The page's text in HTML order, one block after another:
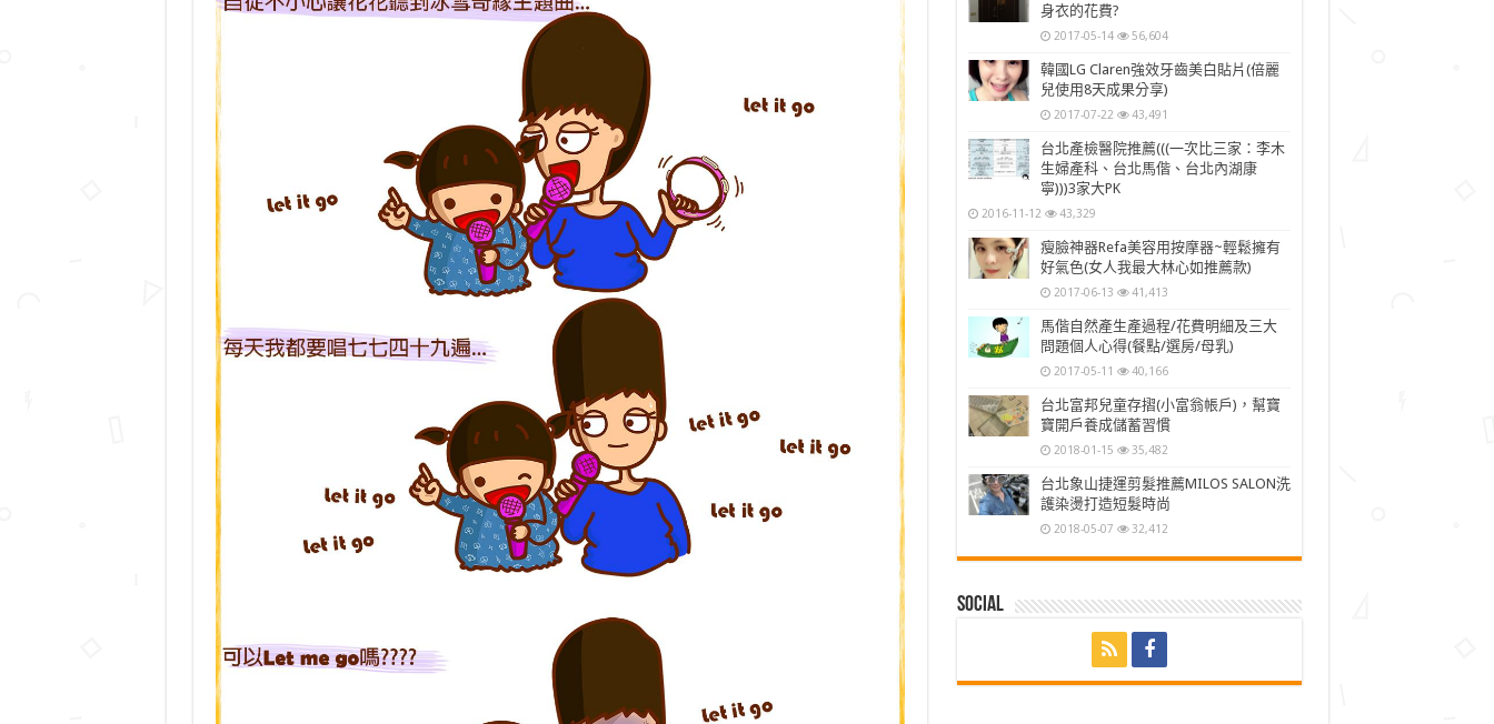
身衣的花費?
2017-05-14 56,604
韓國LG Claren強效牙齒美白貼片(倍麗
兒使用8天成果分享)
2017-07-22 43,491
台北產檢醫院推薦(((一次比三家：李木
生婦產科、台北馬偕、台北內湖康
寧)))3家大PK
2016-11-12 43,329
瘦臉神器Refa美容用按摩器~輕鬆擁有
好氣色(女人我最大林心如推薦款)
2017-06-13 41,413
馬偕自然產生產過程/花費明細及三大
問題個人心得(餐點/選房/母乳)
2017-05-11 40,166
台北富邦兒童存摺(小富翁帳戶)，幫寶
寶開戶養成儲蓄習慣
2018-01-15 35,482
台北象山捷運剪髮推薦MILOS SALON洗
護染燙打造短髮時尚
2018-05-07 32,412
Social